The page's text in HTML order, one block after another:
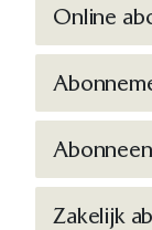
Online
Zakelijk